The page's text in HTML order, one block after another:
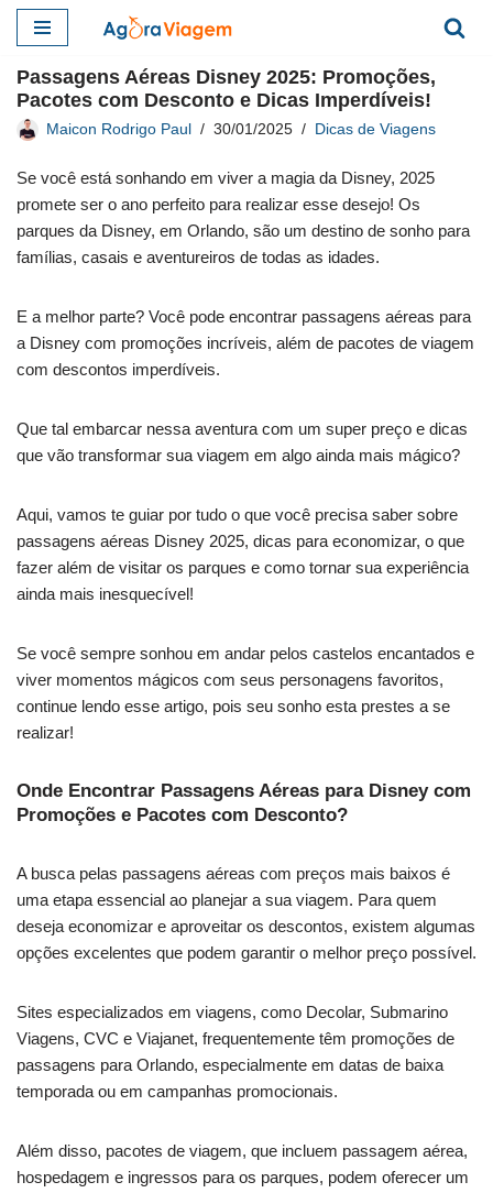
para
o
conteúdo
Passagens Aéreas Disney 2025: Promoções,
Pacotes com Desconto e Dicas Imperdíveis!
Maicon Rodrigo Paul 30/01/2025 Dicas de Viagens
Se você está sonhando em viver a magia da Disney, 2025
promete ser o ano perfeito para realizar esse desejo! Os
parques da Disney, em Orlando, são um destino de sonho para
famílias, casais e aventureiros de todas as idades.
E a melhor parte? Você pode encontrar passagens aéreas para
a Disney com promoções incríveis, além de pacotes de viagem
com descontos imperdíveis.
Que tal embarcar nessa aventura com um super preço e dicas
que vão transformar sua viagem em algo ainda mais mágico?
Aqui, vamos te guiar por tudo o que você precisa saber sobre
passagens aéreas Disney 2025, dicas para economizar, o que
fazer além de visitar os parques e como tornar sua experiência
ainda mais inesquecível!
Se você sempre sonhou em andar pelos castelos encantados e
viver momentos mágicos com seus personagens favoritos,
continue lendo esse artigo, pois seu sonho esta prestes a se
realizar!
Onde Encontrar Passagens Aéreas para Disney com
Promoções e Pacotes com Desconto?
A busca pelas passagens aéreas com preços mais baixos é
uma etapa essencial ao planejar a sua viagem. Para quem
deseja economizar e aproveitar os descontos, existem algumas
opções excelentes que podem garantir o melhor preço possível.
Sites especializados em viagens, como Decolar, Submarino
Viagens, CVC e Viajanet, frequentemente têm promoções de
passagens para Orlando, especialmente em datas de baixa
temporada ou em campanhas promocionais.
Além disso, pacotes de viagem, que incluem passagem aérea,
hospedagem e ingressos para os parques, podem oferecer um